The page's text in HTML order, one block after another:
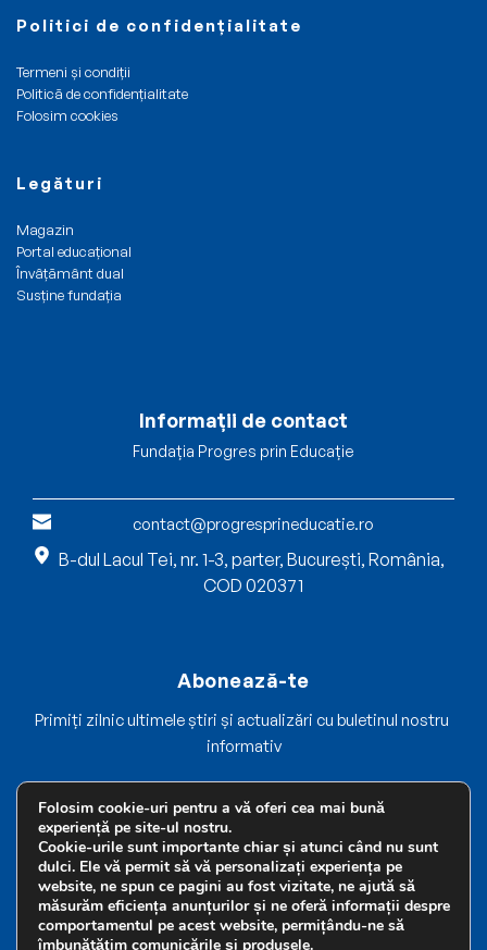
Politici de confidențialitate
Termeni și condiții
Politică de confidențialitate
Folosim cookies
Legături
Magazin
Portal educațional
Învâțământ dual
Susține fundația
Informații de contact
Fundația Progres prin Educație
contact@progresprineducatie.ro
B-dul Lacul Tei, nr. 1-3, parter, București, România,
COD 020371
Abonează-te
Primiți zilnic ultimele știri și actualizări cu buletinul nostru
informativ
Înscrie-te acum
Folosim cookie-uri pentru a vă oferi cea mai bună
experiență pe site-ul nostru.
Cookie-urile sunt importante chiar și atunci când nu sunt
dulci. Ele vă permit să vă personalizați experiența pe
website, ne spun ce pagini au fost vizitate, ne ajută să
măsurăm eficiența anunțurilor și ne oferă informații despre
comportamentul pe acest website, permițându-ne să
îmbunătățim comunicările și produsele.